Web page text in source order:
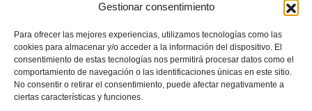
Gestionar consentimiento
Para ofrecer las mejores experiencias, utilizamos tecnologías como las
cookies para almacenar y/o acceder a la información del dispositivo. El
consentimiento de estas tecnologías nos permitirá procesar datos como el
comportamiento de navegación o las identificaciones únicas en este sitio.
No consentir o retirar el consentimiento, puede afectar negativamente a
ciertas características y funciones.